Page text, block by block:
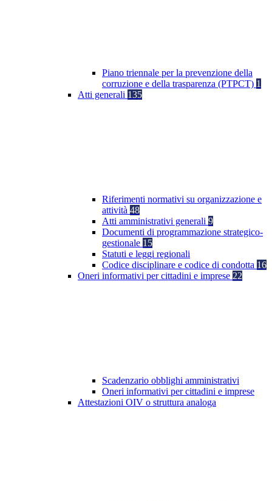
Piano triennale per la prevenzione della
corruzione e della trasparenza (PTPCT) 1
Atti generali 135
Riferimenti normativi su organizzazione e
attività 48
Atti amministrativi generali 9
Documenti di programmazione strategico-
gestionale 15
Statuti e leggi regionali
Codice disciplinare e codice di condotta 16
Oneri informativi per cittadini e imprese 22
Scadenzario obblighi amministrativi
Oneri informativi per cittadini e imprese
Attestazioni OIV o struttura analoga